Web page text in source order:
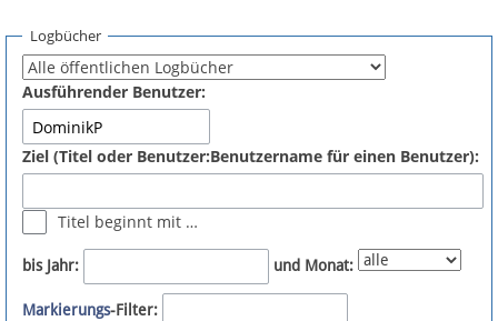
Fördermitglied werden
Fehler melden
Newsletter
Bluesky
Logbücher
Ausführender Benutzer:
Ziel (Titel oder Benutzer:Benutzername für einen Benutzer):
Titel beginnt mit …
bis Jahr: und Monat:
Markierungs-Filter: